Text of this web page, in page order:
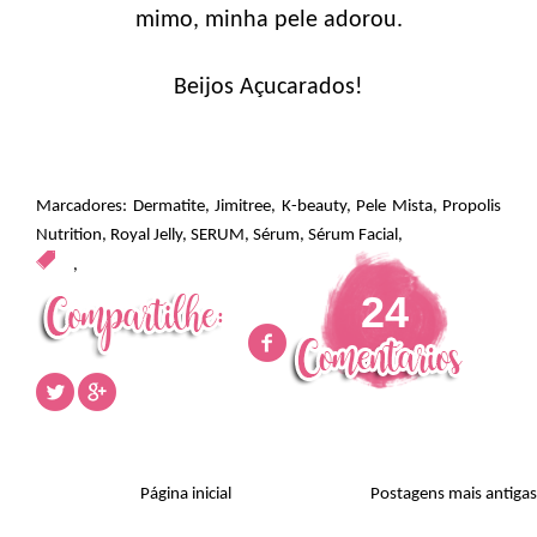
mimo, minha pele adorou.
Beijos Açucarados!
Marcadores: Dermatite, Jimitree, K-beauty, Pele Mista, Propolis
Nutrition, Royal Jelly, SERUM, Sérum, Sérum Facial ,
,
24
Postagens mais antigas
Página inicial